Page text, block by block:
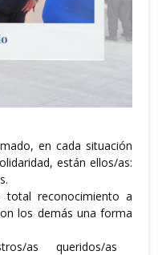
en cada situación
están ellos/as:
reconocimiento a
los demás una forma
queridos/as